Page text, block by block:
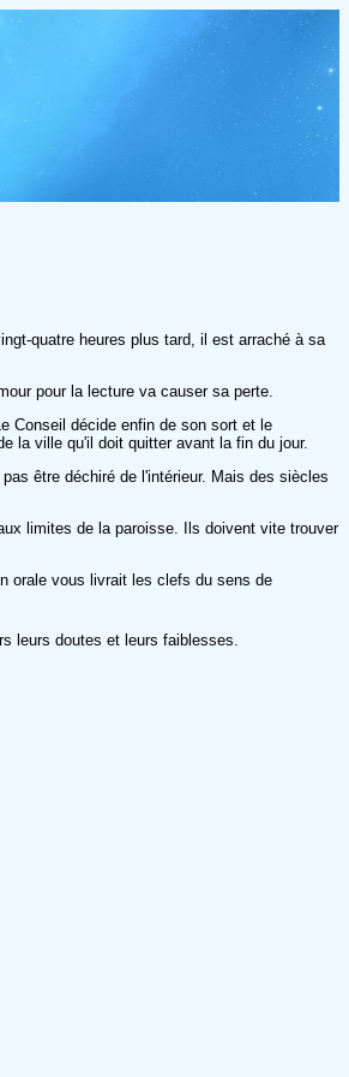
quatre heures plus tard, il est arraché à sa
pour la lecture va causer sa perte.
Conseil décide enfin de son sort et le
la ville qu'il doit quitter avant la fin du jour.
être déchiré de l'intérieur. Mais des siècles
limites de la paroisse. Ils doivent vite trouver
orale vous livrait les clefs du sens de
leurs doutes et leurs faiblesses.